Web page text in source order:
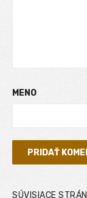
MENO
SÚVISIACE